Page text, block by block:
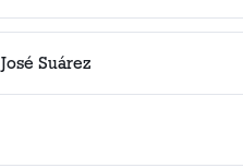
José Suárez